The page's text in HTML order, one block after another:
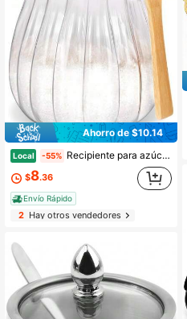
Ahorro de $10.14
Local -55% Recipiente para azúcar de 15 onzas con tapa y cuchara de bambú, tarro de vidrio para azúcar para accesorios de barra de café, canister de café, decoración de cocina
$8.36
Envío Rápido
2Hay otros vendedores